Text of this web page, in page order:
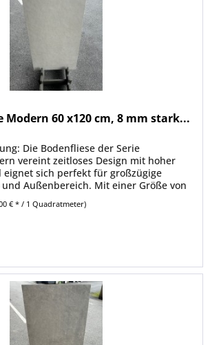
Modern 60 x120 cm, 8 mm stark...
Die Bodenfliese der Serie
vereint zeitloses Design mit hoher
sich perfekt für großzügige
Außenbereich. Mit einer Größe von
€ * / 1 Quadratmeter)